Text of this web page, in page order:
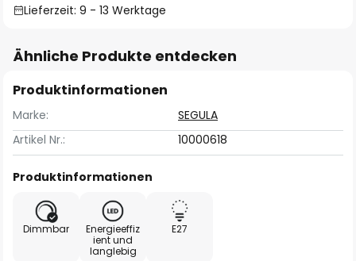
Lieferzeit: 9 - 13 Werktage
Ähnliche Produkte entdecken
Produktinformationen
Marke:
SEGULA
Artikel Nr.:
10000618
Produktinformationen
Dimmbar
Energieeffiz
ient und
langlebig
E27